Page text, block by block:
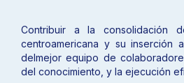
Contribuir a la consolidación
centroamericana y su inserción
delmejor equipo de
del conocimiento, y la ejecución